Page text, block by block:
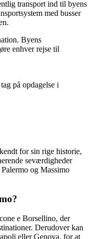
transport ind til byens
med busser
Byens
enhver rejse til
på opdagelse i
for sin rige historie,
seværdigheder
og Massimo
e Borsellino, der
Derudover kan
eller Genova, for at